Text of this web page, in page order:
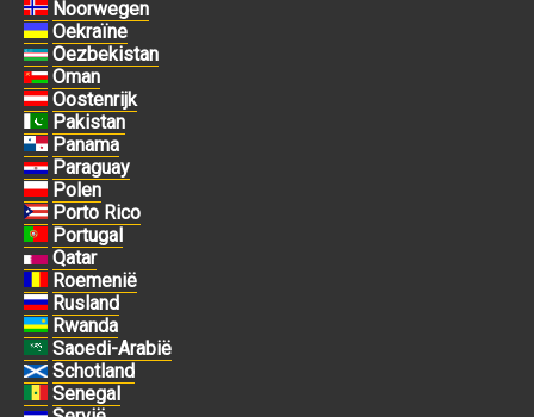
Noorwegen
Oekraïne
Oezbekistan
Oman
Oostenrijk
Pakistan
Panama
Paraguay
Polen
Porto Rico
Portugal
Qatar
Roemenië
Rusland
Rwanda
Saoedi-Arabië
Schotland
Senegal